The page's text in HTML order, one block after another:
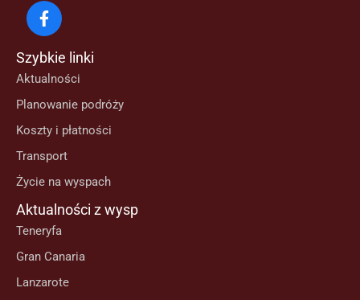
Szybkie linki
Aktualności
Planowanie podróży
Koszty i płatności
Transport
Życie na wyspach
Aktualności z wysp
Teneryfa
Gran Canaria
Lanzarote